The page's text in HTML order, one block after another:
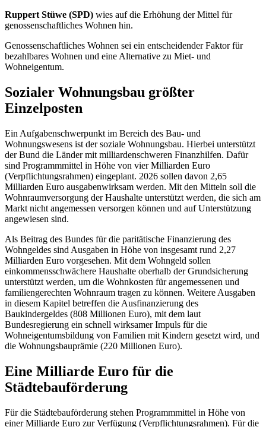
Ruppert Stüwe (SPD) wies auf die Erhöhung der Mittel für
genossenschaftliches Wohnen hin.
Genossenschaftliches Wohnen sei ein entscheidender Faktor für
bezahlbares Wohnen und eine Alternative zu Miet- und
Wohneigentum.
Sozialer Wohnungsbau größter
Einzelposten
Ein Aufgabenschwerpunkt im Bereich des Bau- und
Wohnungswesens ist der soziale Wohnungsbau. Hierbei unterstützt
der Bund die Länder mit milliardenschweren Finanzhilfen. Dafür
sind Programmmittel in Höhe von vier Milliarden Euro
(Verpflichtungsrahmen) eingeplant. 2026 sollen davon 2,65
Milliarden Euro ausgabenwirksam werden. Mit den Mitteln soll die
Wohnraumversorgung der Haushalte unterstützt werden, die sich am
Markt nicht angemessen versorgen können und auf Unterstützung
angewiesen sind.
Als Beitrag des Bundes für die paritätische Finanzierung des
Wohngeldes sind Ausgaben in Höhe von insgesamt rund 2,27
Milliarden Euro vorgesehen. Mit dem Wohngeld sollen
einkommensschwächere Haushalte oberhalb der Grundsicherung
unterstützt werden, um die Wohnkosten für angemessenen und
familiengerechten Wohnraum tragen zu können. Weitere Ausgaben
in diesem Kapitel betreffen die Ausfinanzierung des
Baukindergeldes (808 Millionen Euro), mit dem laut
Bundesregierung ein schnell wirksamer Impuls für die
Wohneigentumsbildung von Familien mit Kindern gesetzt wird, und
die Wohnungsbauprämie (220 Millionen Euro).
Eine Milliarde Euro für die
Städtebauförderung
Für die Städtebauförderung stehen Programmmittel in Höhe von
einer Milliarde Euro zur Verfügung (Verpflichtungsrahmen). Für die